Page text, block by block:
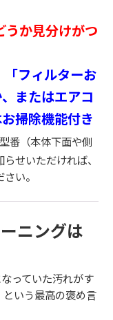
うか見分けがつ
「フィルターお
またはエアコ
掃除機能付き
番（本体下面や側
せいただければ、
い。
ニングは
っていた汚れがす
いう最高の褒め言